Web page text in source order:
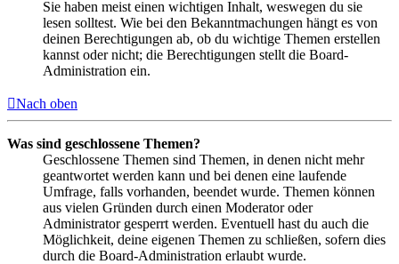
Sie haben meist einen wichtigen Inhalt, weswegen du sie
lesen solltest. Wie bei den Bekanntmachungen hängt es von
deinen Berechtigungen ab, ob du wichtige Themen erstellen
kannst oder nicht; die Berechtigungen stellt die Board-
Administration ein.
Nach oben
Was sind geschlossene Themen?
Geschlossene Themen sind Themen, in denen nicht mehr
geantwortet werden kann und bei denen eine laufende
Umfrage, falls vorhanden, beendet wurde. Themen können
aus vielen Gründen durch einen Moderator oder
Administrator gesperrt werden. Eventuell hast du auch die
Möglichkeit, deine eigenen Themen zu schließen, sofern dies
durch die Board-Administration erlaubt wurde.